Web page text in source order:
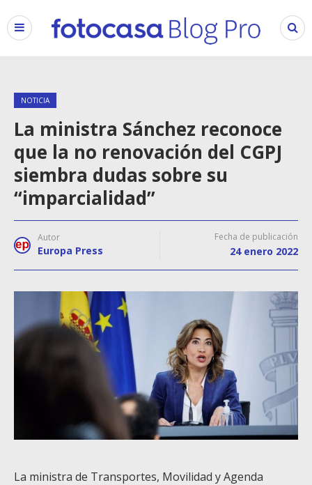
NOTICIA
La ministra Sánchez reconoce
que la no renovación del CGPJ
siembra dudas sobre su
“imparcialidad”
Autor
Europa Press
Fecha de publicación
24 enero 2022
La ministra de Transportes, Movilidad y Agenda